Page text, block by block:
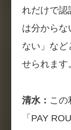
れだけで認
は分からな
ない」など
せられます
清水： この
「PAY